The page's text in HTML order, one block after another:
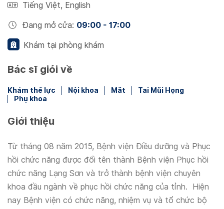
Tiếng Việt, English
Đang mở cửa: 09:00 - 17:00
Khám tại phòng khám
Bác sĩ giỏi về
Khám thể lực Nội khoa Mắt
Tai Mũi Họng
Phụ khoa
Giới thiệu
Từ tháng 08 năm 2015, Bệnh viện Điều dưỡng và Phục
hồi chức năng được đổi tên thành Bệnh viện Phục hồi
chức năng Lạng Sơn và trở thành bệnh viện chuyên
khoa đầu ngành về phục hồi chức năng của tỉnh. Hiện
nay Bệnh viện có chức năng, nhiệm vụ và tổ chức bộ